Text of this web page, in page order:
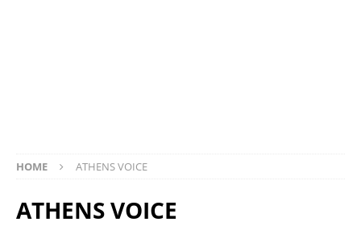
HOME ATHENS VOICE
ATHENS VOICE